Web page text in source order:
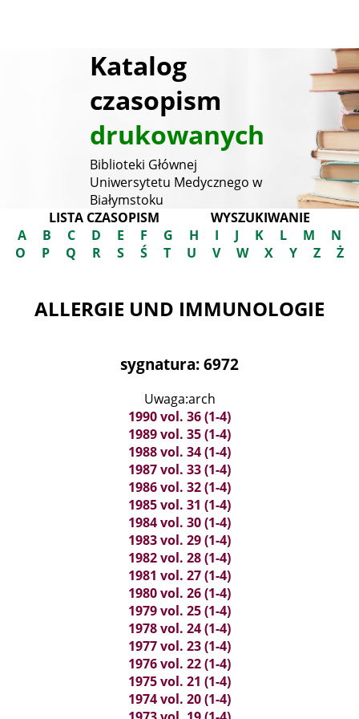
Katalog
czasopism
drukowanych
Biblioteki Głównej
Uniwersytetu Medycznego w
Białymstoku
LISTA CZASOPISM
WYSZUKIWANIE
A
B C D E F G H I J K L M
N
O
P Q R S Ś T U V W X Y Z Ż
ALLERGIE UND IMMUNOLOGIE
sygnatura: 6972
Uwaga:arch
1990 vol. 36 (1-4)
1989 vol. 35 (1-4)
1988 vol. 34 (1-4)
1987 vol. 33 (1-4)
1986 vol. 32 (1-4)
1985 vol. 31 (1-4)
1984 vol. 30 (1-4)
1983 vol. 29 (1-4)
1982 vol. 28 (1-4)
1981 vol. 27 (1-4)
1980 vol. 26 (1-4)
1979 vol. 25 (1-4)
1978 vol. 24 (1-4)
1977 vol. 23 (1-4)
1976 vol. 22 (1-4)
1975 vol. 21 (1-4)
1974 vol. 20 (1-4)